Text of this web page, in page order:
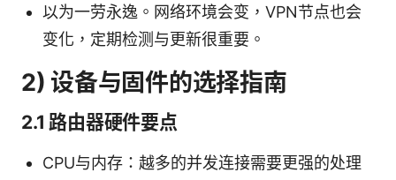
以为一劳永逸。网络环境会变，VPN节点也会
变化，定期检测与更新很重要。
2) 设备与固件的选择指南
2.1 路由器硬件要点
CPU与内存：越多的并发连接需要更强的处理